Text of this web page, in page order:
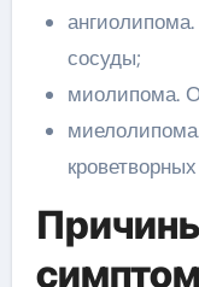
сосуды;
миолипома.